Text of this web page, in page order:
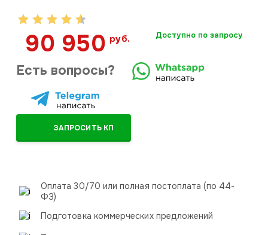
90 950руб. Доступно по запросу
Есть вопросы?
ЗАПРОСИТЬ КП
Оплата 30/70 или полная постоплата (по 44-
ФЗ)
Подготовка коммерческих предложений